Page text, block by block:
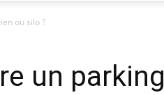
ou silo ?
un parking